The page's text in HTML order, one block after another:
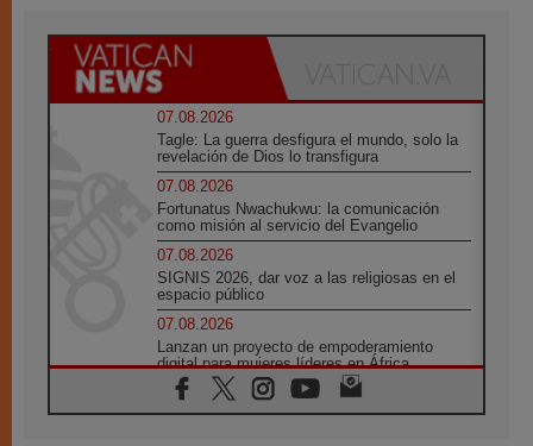
07.08.2026
Tagle: La guerra desfigura el mundo, solo la
revelación de Dios lo transfigura
07.08.2026
Fortunatus Nwachukwu: la comunicación
como misión al servicio del Evangelio
07.08.2026
SIGNIS 2026, dar voz a las religiosas en el
espacio público
07.08.2026
Lanzan un proyecto de empoderamiento
digital para mujeres líderes en África
07.08.2026
Programa oficial del Viaje Apostólico del